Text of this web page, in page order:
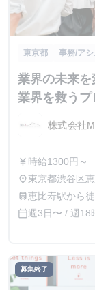
東京都 事務/ア
業界の未来
業界を救う
株式会社
currency_yen 時給1300円～
place東京都渋谷区
ー15F、21F
train恵比寿駅から
calendar_today週3日〜 / 週18
募集終了